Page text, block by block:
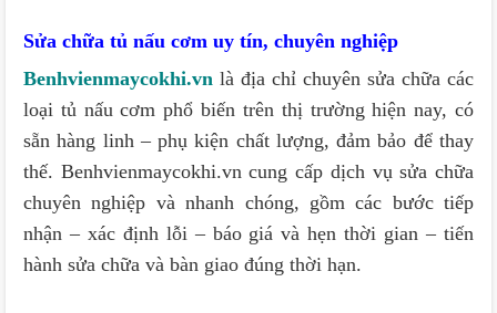
Sửa chữa tủ nấu cơm uy tín, chuyên nghiệp
Benhvienmaycokhi.vn là địa chỉ chuyên sửa chữa các
loại tủ nấu cơm phổ biến trên thị trường hiện nay, có
sẵn hàng linh – phụ kiện chất lượng, đảm bảo để thay
thế. Benhvienmaycokhi.vn cung cấp dịch vụ sửa chữa
chuyên nghiệp và nhanh chóng, gồm các bước tiếp
nhận – xác định lỗi – báo giá và hẹn thời gian – tiến
hành sửa chữa và bàn giao đúng thời hạn.